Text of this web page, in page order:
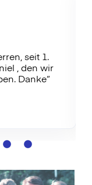
seit 1.
, den wir
Danke“